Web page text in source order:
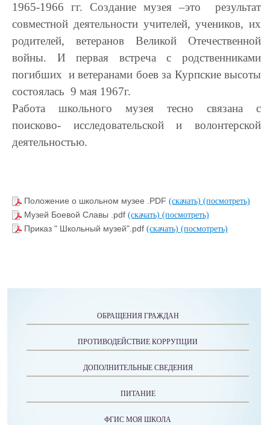
1965-1966 гг. Создание музея –это результат
совместной деятельности учителей, учеников, их
родителей, ветеранов Великой Отечественной
войны. И первая встреча с родственниками
погибших и ветеранами боев за Курпские высоты
состоялась 9 мая 1967г.
Работа школьного музея тесно связана с
поисково- исследовательской и волонтерской
деятельностью.
Положение о школьном музее .PDF (скачать) (посмотреть)
Музей Боевой Славы .pdf (скачать) (посмотреть)
Приказ " Школьный музей".pdf (скачать) (посмотреть)
ОБРАЩЕНИЯ ГРАЖДАН
ПРОТИВОДЕЙСТВИЕ КОРРУПЦИИ
ДОПОЛНИТЕЛЬНЫЕ СВЕДЕНИЯ
ПИТАНИЕ
ФГИС МОЯ ШКОЛА